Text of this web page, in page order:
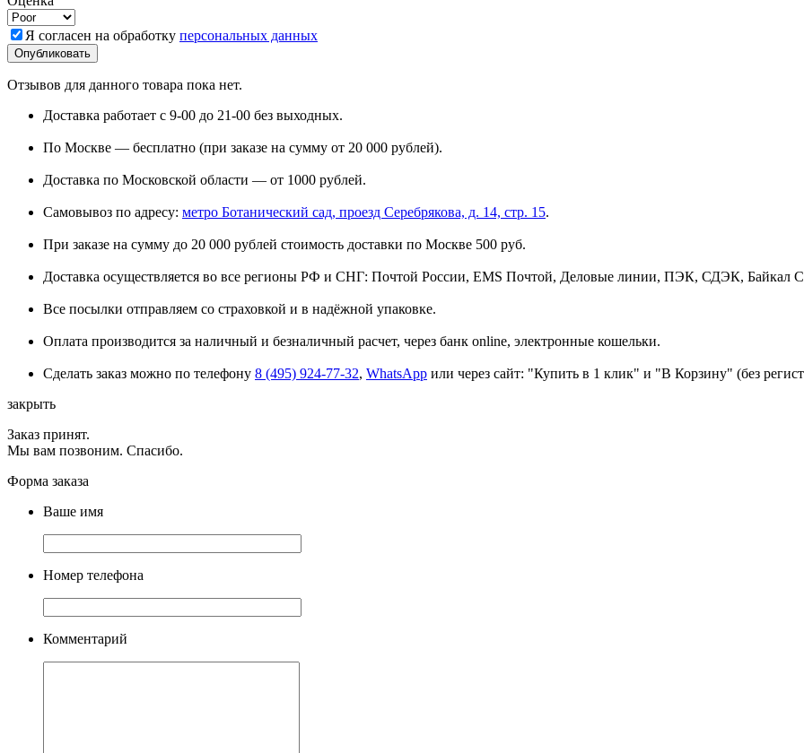
Я согласен на обработку персональных данных
Отзывов для данного товара пока нет.
Доставка работает с 9-00 до 21-00 без выходных.
По Москве — бесплатно (при заказе на сумму от 20 000 рублей).
Доставка по Московской области — от 1000 рублей.
Самовывоз по адресу: метро Ботанический сад, проезд Серебрякова, д. 14, стр. 15.
При заказе на сумму до 20 000 рублей стоимость доставки по Москве 500 руб.
Доставка осуществляется во все регионы РФ и СНГ: Почтой России, EMS Почтой, Деловые линии, ПЭК, СДЭК, Байкал
Все посылки отправляем со страховкой и в надёжной упаковке.
Оплата производится за наличный и безналичный расчет, через банк online, электронные кошельки.
Сделать заказ можно по телефону 8 (495) 924-77-32, WhatsApp или через сайт: "Купить в 1 клик" и "В Корзину" (без
закрыть
Заказ принят.
Мы вам позвоним. Спасибо.
Форма заказа
Ваше имя
Номер телефона
Комментарий